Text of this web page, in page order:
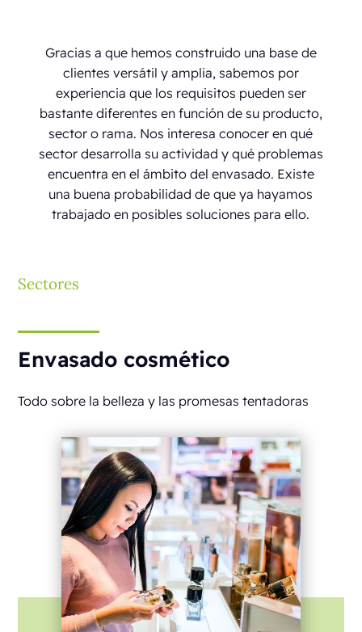
Gracias a que hemos construido una base de
clientes versátil y amplia, sabemos por
experiencia que los requisitos pueden ser
bastante diferentes en función de su producto,
sector o rama. Nos interesa conocer en qué
sector desarrolla su actividad y qué problemas
encuentra en el ámbito del envasado. Existe
una buena probabilidad de que ya hayamos
trabajado en posibles soluciones para ello.
Sectores
Envasado cosmético
Todo sobre la belleza y las promesas tentadoras